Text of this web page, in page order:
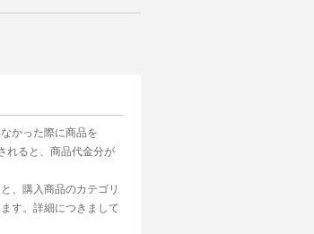
かった際に商品を
れると、商品代金分が
、購入商品のカテゴリ
す。詳細につきまして